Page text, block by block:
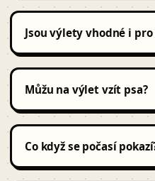
Nabízíme exkurze,
cyklovýlety s průvodcem,
Praze a okolí.
Jsou výlety vhodné i
Ano, některé výlety jsou
děti, ostatní jsou spíše pro
Můžu na výlet vzít psa?
Většina výletů je vhodná i
ověřit u daného zážitku.
Co když se počasí